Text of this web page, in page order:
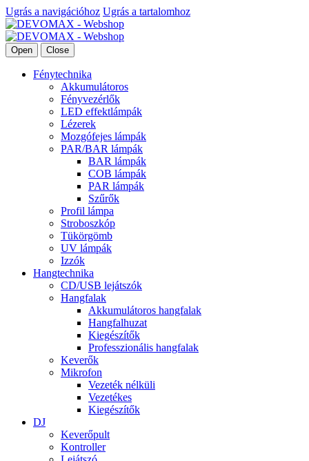
Ugrás a navigációhoz Ugrás a tartalomhoz
Open Close
Fénytechnika
Akkumulátoros
Fényvezérlők
LED effektlámpák
Lézerek
Mozgófejes lámpák
PAR/BAR lámpák
BAR lámpák
COB lámpák
PAR lámpák
Szűrők
Profil lámpa
Stroboszkóp
Tükörgömb
UV lámpák
Izzók
Hangtechnika
CD/USB lejátszók
Hangfalak
Akkumulátoros hangfalak
Hangfalhuzat
Kiegészítők
Professzionális hangfalak
Keverők
Mikrofon
Vezeték nélküli
Vezetékes
Kiegészítők
DJ
Keverőpult
Kontroller